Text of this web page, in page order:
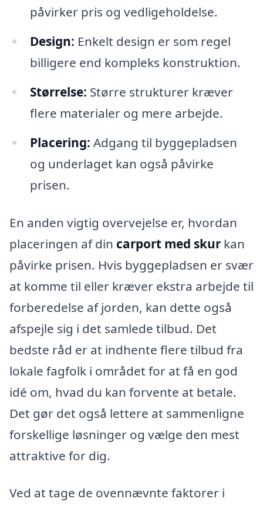
påvirker pris og vedligeholdelse.
Design: Enkelt design er som regel
billigere end kompleks konstruktion.
Størrelse: Større strukturer kræver
flere materialer og mere arbejde.
Placering: Adgang til byggepladsen
og underlaget kan også påvirke
prisen.
En anden vigtig overvejelse er, hvordan
placeringen af din carport med skur kan
påvirke prisen. Hvis byggepladsen er svær
at komme til eller kræver ekstra arbejde til
forberedelse af jorden, kan dette også
afspejle sig i det samlede tilbud. Det
bedste råd er at indhente flere tilbud fra
lokale fagfolk i området for at få en god
idé om, hvad du kan forvente at betale.
Det gør det også lettere at sammenligne
forskellige løsninger og vælge den mest
attraktive for dig.
Ved at tage de ovennævnte faktorer i